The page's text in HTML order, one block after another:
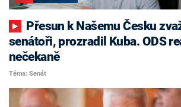
senátoři, prozradil Kuba. ODS
nečekaně
Téma: Senát